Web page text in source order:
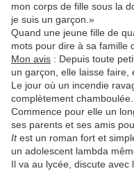
mon corps de fille sous la
je suis un garçon.»
Quand une jeune fille de
mots pour dire à sa famille
Mon avis : Depuis toute
un garçon, elle laisse faire,
Le jour où un incendie
complètement
Commence pour elle un
ses parents et ses amis
Itest un roman fort et
un adolescent lambda
Il va au lycée, discute